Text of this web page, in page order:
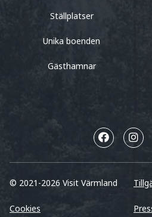
Ställplatser
Unika boenden
Gästhamnar
© 2021-2026 Visit Värmland
Cookies